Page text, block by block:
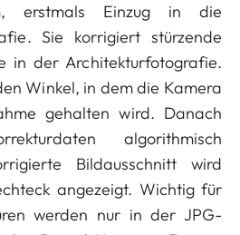
erstmals Einzug in die
Sie korrigiert stürzende
in der Architekturfotografie.
Winkel, in dem die Kamera
gehalten wird. Danach
algorithmisch
Bildausschnitt wird
angezeigt. Wichtig für
werden nur in der JPG-